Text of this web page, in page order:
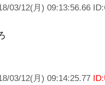
03/12(月) 09:13:56.66
03/12(月) 09:14:25.77